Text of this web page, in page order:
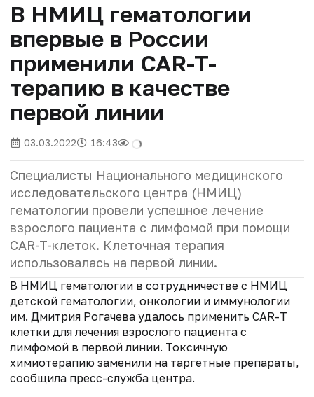
В НМИЦ гематологии
впервые в России
применили CAR-T-
терапию в качестве
первой линии
03.03.2022 16:43
Специалисты Национального медицинского
исследовательского центра (НМИЦ)
гематологии провели успешное лечение
взрослого пациента с лимфомой при помощи
CAR-T-клеток. Клеточная терапия
использовалась на первой линии.
В НМИЦ гематологии в сотрудничестве с НМИЦ
детской гематологии, онкологии и иммунологии
им. Дмитрия Рогачева удалось применить CAR-T
клетки для лечения взрослого пациента с
лимфомой в первой линии. Токсичную
химиотерапию заменили на таргетные препараты,
сообщила пресс-служба центра.